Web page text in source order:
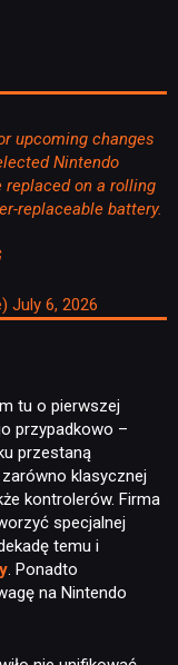
upcoming changes
Nintendo
on a rolling
replaceable battery.
July 6, 2026
tu o pierwszej
przypadkowo –
przestaną
klasycznej
kontrolerów. Firma
specjalnej
temu i
. Ponadto
na Nintendo